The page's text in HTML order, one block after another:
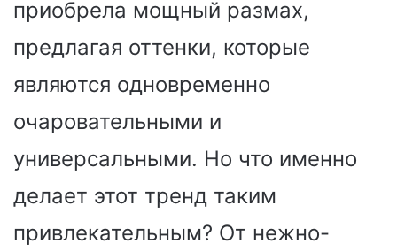
приобрела мощный размах,
предлагая оттенки, которые
являются одновременно
очаровательными и
универсальными. Но что именно
делает этот тренд таким
привлекательным? От нежно-